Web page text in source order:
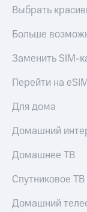
Выбрать
Больше
Заменить SIM-
Перейти на
Для дома
Домашний
Домашнее ТВ
Спутниковое ТВ
Домашний